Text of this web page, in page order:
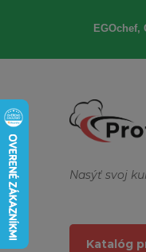
Nasýť svoj
Katalóg